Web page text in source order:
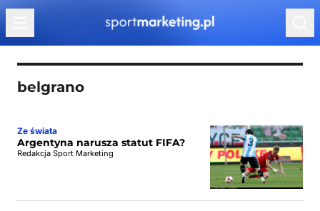
Przejdź do treści
belgrano
Ze świata
Argentyna narusza statut FIFA?
Redakcja Sport Marketing